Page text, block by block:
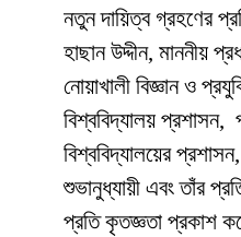
নতুন দায়িত্ব গ্রহণের
হাছান উদ্দীন, মাননীয়
নোয়াখালী বিজ্ঞান ও
বিশ্ববিদ্যালয় প্রশাসন,
বিশ্ববিদ্যালয়ের
শুভানুধ্যায়ী এবং তাঁর
প্রতি কৃতজ্ঞতা প্রকাশ